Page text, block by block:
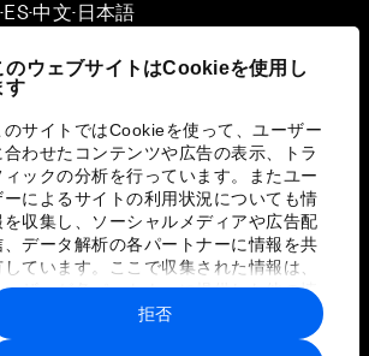
のウェブサイトはCookieを使用し
す
のサイトではCookieを使って、ユーザー
合わせたコンテンツや広告の表示、トラ
ィックの分析を行っています。またユー
ーによるサイトの利用状況についても情
を収集し、ソーシャルメディアや広告配
、データ解析の各パートナーに情報を共
しています。ここで収集された情報は、
ーザーが各パートナーに提供した他の情
や各パートナーのサービスを使用した際
収集された情報と組み合わされ、各パー
拒否
▪ ES▪中文▪ 日本語